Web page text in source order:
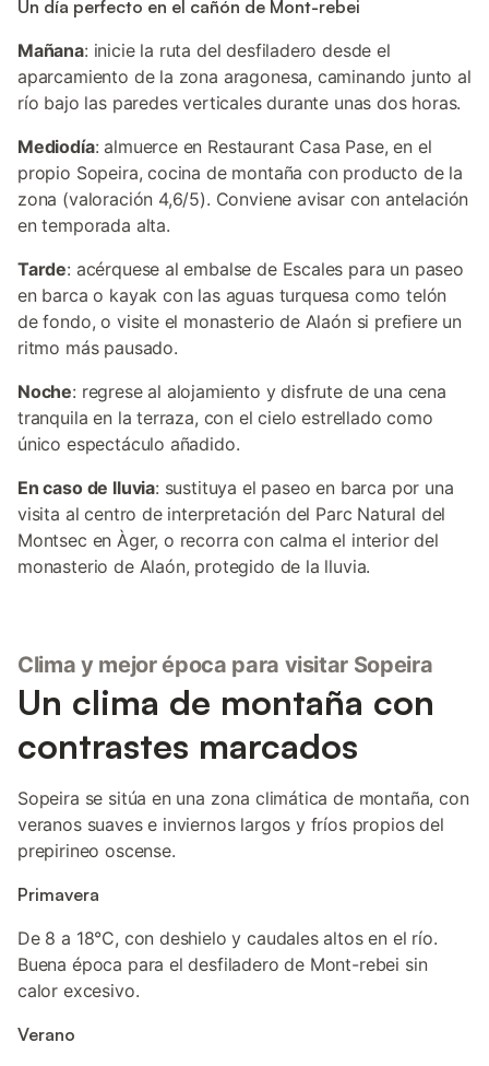
Un día perfecto en el cañón de Mont-rebei
Mañana: inicie la ruta del desfiladero desde el
aparcamiento de la zona aragonesa, caminando junto al
río bajo las paredes verticales durante unas dos horas.
Mediodía: almuerce en Restaurant Casa Pase, en el
propio Sopeira, cocina de montaña con producto de la
zona (valoración 4,6/5). Conviene avisar con antelación
en temporada alta.
Tarde: acérquese al embalse de Escales para un paseo
en barca o kayak con las aguas turquesa como telón
de fondo, o visite el monasterio de Alaón si prefiere un
ritmo más pausado.
Noche: regrese al alojamiento y disfrute de una cena
tranquila en la terraza, con el cielo estrellado como
único espectáculo añadido.
En caso de lluvia: sustituya el paseo en barca por una
visita al centro de interpretación del Parc Natural del
Montsec en Àger, o recorra con calma el interior del
monasterio de Alaón, protegido de la lluvia.
Clima y mejor época para visitar Sopeira
Un clima de montaña con
contrastes marcados
Sopeira se sitúa en una zona climática de montaña, con
veranos suaves e inviernos largos y fríos propios del
prepirineo oscense.
Primavera
De 8 a 18°C, con deshielo y caudales altos en el río.
Buena época para el desfiladero de Mont-rebei sin
calor excesivo.
Verano